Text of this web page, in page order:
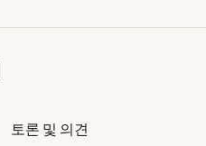
토론 및 의견